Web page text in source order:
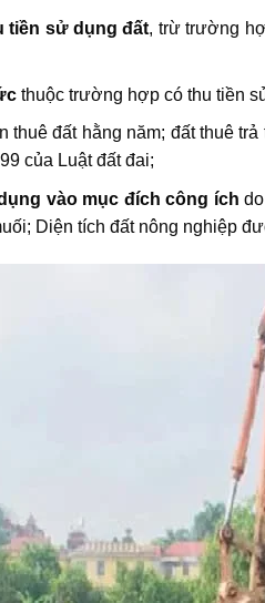
tiền sử dụng đất, trừ trường
thuộc trường hợp có thu tiền
thuê đất hằng năm; đất thuê
của Luật đất đai;
vào mục đích công ích
Diện tích đất nông nghiệp